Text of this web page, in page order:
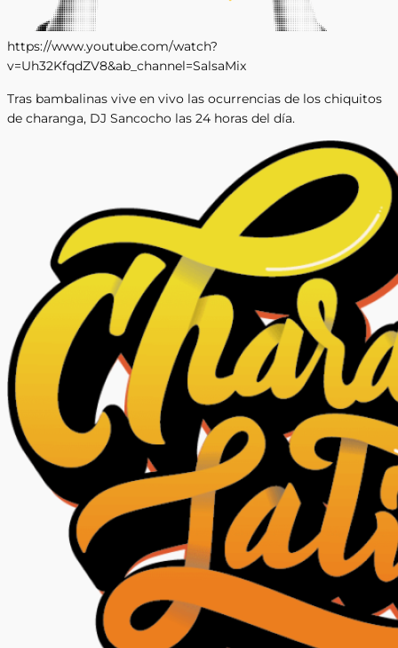
https://www.youtube.com/watch?
v=Uh32KfqdZV8&ab_channel=SalsaMix
Tras bambalinas vive en vivo las ocurrencias de los chiquitos
de charanga, DJ Sancocho las 24 horas del día.